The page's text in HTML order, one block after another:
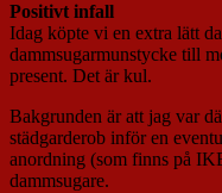
Positivt infall
Idag köpte vi en extra lätt
dammsugarmunstycke till
present. Det är kul.
Bakgrunden är att jag var
städgarderob inför en
anordning (som finns på
dammsugare.